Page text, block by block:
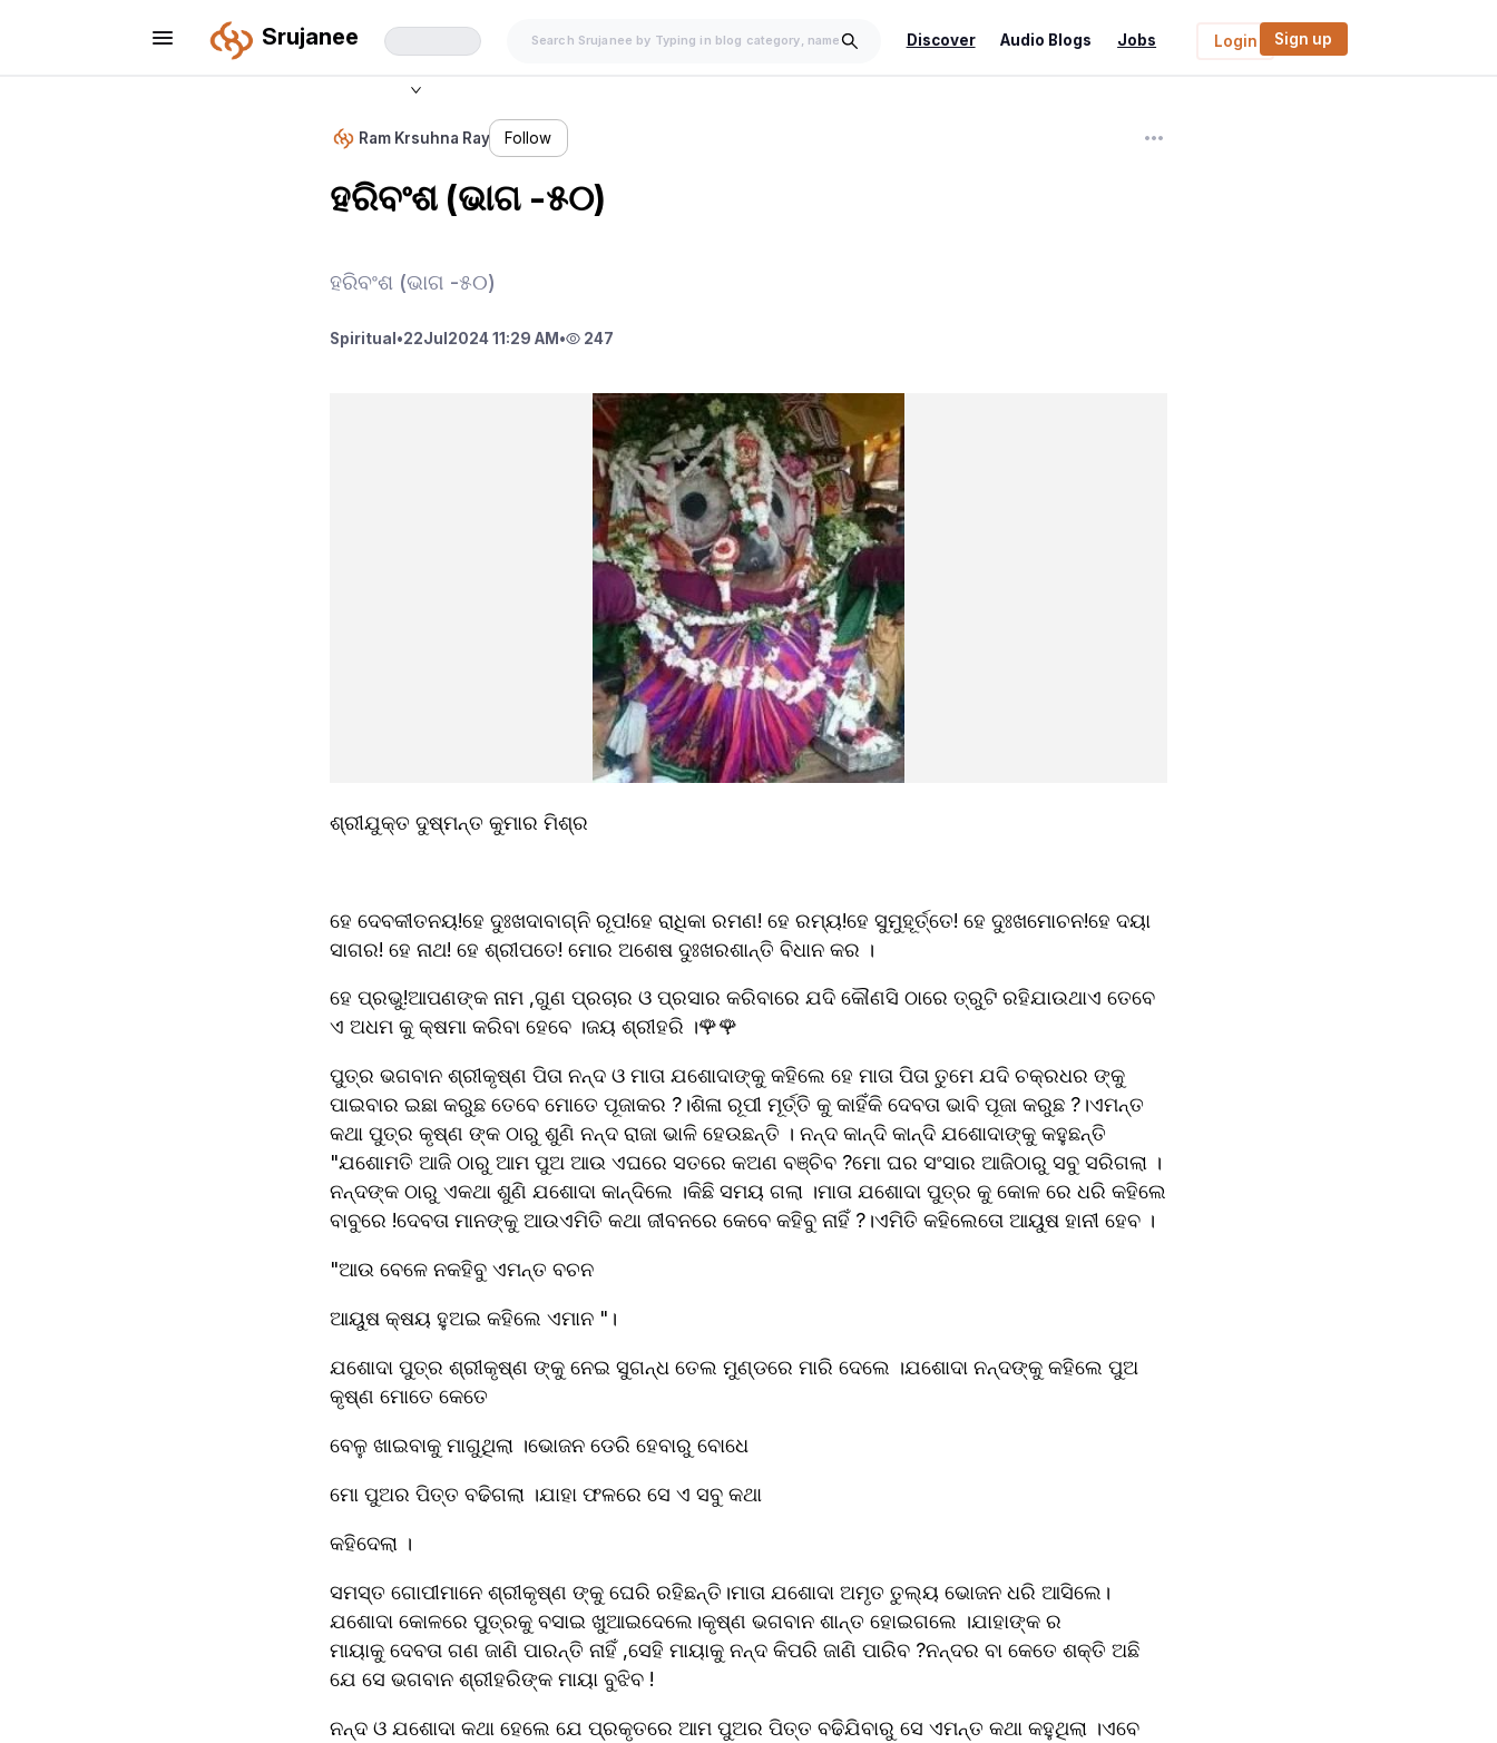
Srujanee Discover Audio Blogs Jobs Login Sign up
Ram Krsuhna Ray Follow
ହରିବଂଶ (ଭାଗ -୫୦)
ହରିବଂଶ (ଭାଗ -୫୦)
Spiritual •22Jul 2024 11:29 AM • 247
ଶ୍ରୀଯୁକ୍ତ ଦୁଷ୍ମନ୍ତ କୁମାର ମିଶ୍ର
ହେ ଦେବକୀତନୟ!ହେ ଦୁଃଖଦାବାଗ୍ନି ରୂପ!ହେ ରାଧିକା ରମଣ! ହେ ରମ୍ୟ!ହେ ସୁମୁହୂର୍ତ୍ତେ! ହେ ଦୁଃଖମୋଚନ!ହେ ଦୟା
ସାଗର! ହେ ନାଥ! ହେ ଶ୍ରୀପତେ! ମୋର ଅଶେଷ ଦୁଃଖରଶାନ୍ତି ବିଧାନ କର ।
ହେ ପ୍ରଭୁ!ଆପଣଙ୍କ ନାମ ,ଗୁଣ ପ୍ରଚାର ଓ ପ୍ରସାର କରିବାରେ ଯଦି କୌଣସି ଠାରେ ତ୍ରୁଟି ରହିଯାଉଥାଏ ତେବେ
ଏ ଅଧମ କୁ କ୍ଷମା କରିବା ହେବେ ।ଜୟ ଶ୍ରୀହରି ।🌹🌹
ପୁତ୍ର ଭଗବାନ ଶ୍ରୀକୃଷ୍ଣ ପିତା ନନ୍ଦ ଓ ମାତା ଯଶୋଦାଙ୍କୁ କହିଲେ ହେ ମାତା ପିତା ତୁମେ ଯଦି ଚକ୍ରଧର ଙ୍କୁ
ପାଇବାର ଇଛା କରୁଛ ତେବେ ମୋତେ ପୂଜାକର ?।ଶିଳା ରୂପୀ ମୂର୍ତ୍ତି କୁ କାହିଁକି ଦେବତା ଭାବି ପୂଜା କରୁଛ ?।ଏମନ୍ତ
କଥା ପୁତ୍ର କୃଷ୍ଣ ଙ୍କ ଠାରୁ ଶୁଣି ନନ୍ଦ ରାଜା ଭାଳି ହେଉଛନ୍ତି । ନନ୍ଦ କାନ୍ଦି କାନ୍ଦି ଯଶୋଦାଙ୍କୁ କହୁଛନ୍ତି
"ଯଶୋମତି ଆଜି ଠାରୁ ଆମ ପୁଅ ଆଉ ଏଘରେ ସତରେ କଅଣ ବଞ୍ଚିବ ?ମୋ ଘର ସଂସାର ଆଜିଠାରୁ ସବୁ ସରିଗଲା ।
ନନ୍ଦଙ୍କ ଠାରୁ ଏକଥା ଶୁଣି ଯଶୋଦା କାନ୍ଦିଲେ ।କିଛି ସମୟ ଗଲା ।ମାତା ଯଶୋଦା ପୁତ୍ର କୁ କୋଳ ରେ ଧରି କହିଲେ
ବାବୁରେ !ଦେବତା ମାନଙ୍କୁ ଆଉଏମିତି କଥା ଜୀବନରେ କେବେ କହିବୁ ନାହିଁ ?।ଏମିତି କହିଲେତୋ ଆୟୁଷ ହାନୀ ହେବ ।
"ଆଉ ବେଳେ ନକହିବୁ ଏମନ୍ତ ବଚନ
ଆୟୁଷ କ୍ଷୟ ହୁଅଇ କହିଲେ ଏମାନ "।
ଯଶୋଦା ପୁତ୍ର ଶ୍ରୀକୃଷ୍ଣ ଙ୍କୁ ନେଇ ସୁଗନ୍ଧ ତେଲ ମୁଣ୍ଡରେ ମାରି ଦେଲେ ।ଯଶୋଦା ନନ୍ଦଙ୍କୁ କହିଲେ ପୁଅ
କୃଷ୍ଣ ମୋତେ କେତେ
ବେଳୁ ଖାଇବାକୁ ମାଗୁଥିଲା ।ଭୋଜନ ଡେରି ହେବାରୁ ବୋଧେ
ମୋ ପୁଅର ପିତ୍ତ ବଢିଗଲା ।ଯାହା ଫଳରେ ସେ ଏ ସବୁ କଥା
କହିଦେଲା ।
ସମସ୍ତ ଗୋପୀମାନେ ଶ୍ରୀକୃଷ୍ଣ ଙ୍କୁ ଘେରି ରହିଛନ୍ତି।ମାତା ଯଶୋଦା ଅମୃତ ତୁଲ୍ୟ ଭୋଜନ ଧରି ଆସିଲେ।
ଯଶୋଦା କୋଳରେ ପୁତ୍ରକୁ ବସାଇ ଖୁଆଇଦେଲେ।କୃଷ୍ଣ ଭଗବାନ ଶାନ୍ତ ହୋଇଗଲେ ।ଯାହାଙ୍କ ର
ମାୟାକୁ ଦେବତା ଗଣ ଜାଣି ପାରନ୍ତି ନାହିଁ ,ସେହି ମାୟାକୁ ନନ୍ଦ କିପରି ଜାଣି ପାରିବ ?ନନ୍ଦର ବା କେତେ ଶକ୍ତି ଅଛି
ଯେ ସେ ଭଗବାନ ଶ୍ରୀହରିଙ୍କ ମାୟା ବୁଝିବ !
ନନ୍ଦ ଓ ଯଶୋଦା କଥା ହେଲେ ଯେ ପ୍ରକୃତରେ ଆମ ପୁଅର ପିତ୍ତ ବଢିଯିବାରୁ ସେ ଏମନ୍ତ କଥା କହୁଥିଲା ।ଏବେ